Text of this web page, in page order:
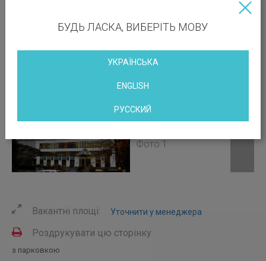
Вакантні площі: Уточнити у менеджера
Роздрукувати цю сторінку
з парковкою
БУДЬ ЛАСКА, ВИБЕРІТЬ МОВУ
УКРАЇНСЬКА
ENGLISH
РУССКИЙ